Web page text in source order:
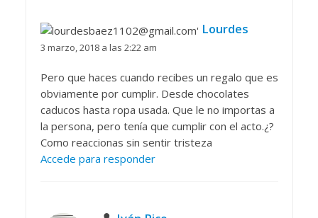
Lourdes
3 marzo, 2018 a las 2:22 am
Pero que haces cuando recibes un regalo que es
obviamente por cumplir. Desde chocolates
caducos hasta ropa usada. Que le no importas a
la persona, pero tenía que cumplir con el acto.¿?
Como reaccionas sin sentir tristeza
Accede para responder